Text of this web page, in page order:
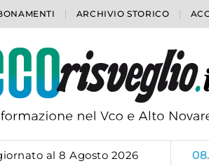
ARCHIVIO STORICO
al 8 Agosto 2026